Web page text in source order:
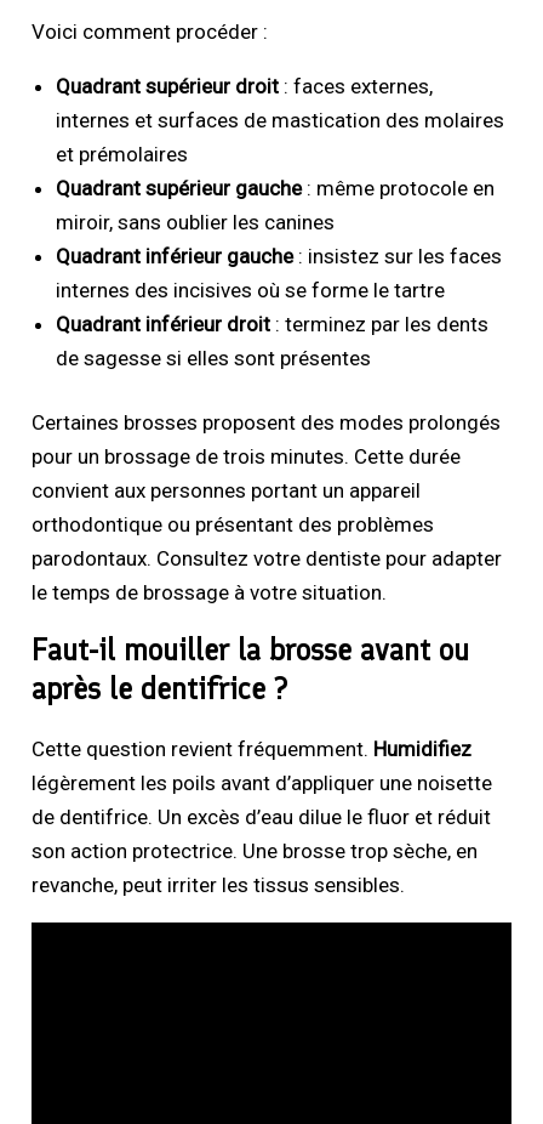
Voici comment procéder :
Quadrant supérieur droit : faces externes,
internes et surfaces de mastication des molaires
et prémolaires
Quadrant supérieur gauche: même protocole en
miroir, sans oublier les canines
Quadrant inférieur gauche: insistez sur les faces
internes des incisives où se forme le tartre
Quadrant inférieur droit : terminez par les dents
de sagesse si elles sont présentes
Certaines brosses proposent des modes prolongés
pour un brossage de trois minutes. Cette durée
convient aux personnes portant un appareil
orthodontique ou présentant des problèmes
parodontaux. Consultez votre dentiste pour adapter
le temps de brossage à votre situation.
Faut-il mouiller la brosse avant ou
après le dentifrice ?
Cette question revient fréquemment. Humidifiez
légèrement les poils avant d’appliquer une noisette
de dentifrice. Un excès d’eau dilue le fluor et réduit
son action protectrice. Une brosse trop sèche, en
revanche, peut irriter les tissus sensibles.